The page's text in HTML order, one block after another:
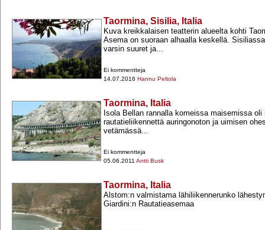
Taormina, Sisilia, Italia
Kuva kreikkalaisen teatterin alueelta kohti
Asema on suoraan alhaalla keskellä.
varsin suuret ja...
Ei kommentteja
14.07.2016 Hannu Peltola
Taormina, Italia
Isola Bellan rannalla komeissa maisemissa
rautatieliikennettä auringonoton ja uimisen
vetämässä...
Ei kommentteja
05.06.2011 Antti Busk
Taormina, Italia
Alstom:n valmistama lähiliikennerunko
Giardini:n Rautatieasemaa